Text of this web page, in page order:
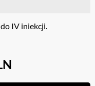
IV iniekcji.